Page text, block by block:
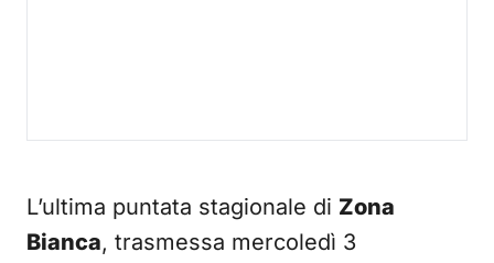
L’ultima puntata stagionale di Zona
Bianca, trasmessa mercoledì 3